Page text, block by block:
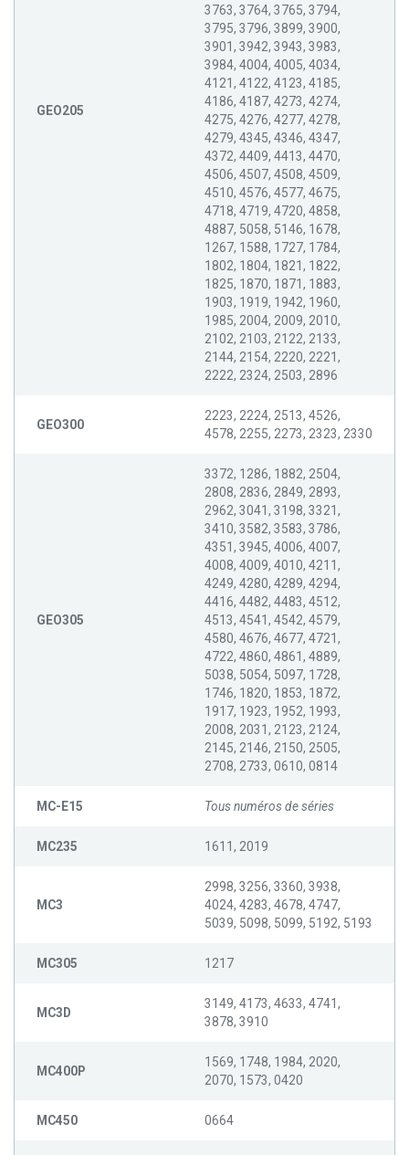
GEO205
3763, 3764, 3765, 3794,
3795, 3796, 3899, 3900,
3901, 3942, 3943, 3983,
3984, 4004, 4005, 4034,
4121, 4122, 4123, 4185,
4186, 4187, 4273, 4274,
4275, 4276, 4277, 4278,
4279, 4345, 4346, 4347,
4372, 4409, 4413, 4470,
4506, 4507, 4508, 4509,
4510, 4576, 4577, 4675,
4718, 4719, 4720, 4858,
4887, 5058, 5146, 1678,
1267, 1588, 1727, 1784,
1802, 1804, 1821, 1822,
1825, 1870, 1871, 1883,
1903, 1919, 1942, 1960,
1985, 2004, 2009, 2010,
2102, 2103, 2122, 2133,
2144, 2154, 2220, 2221,
2222, 2324, 2503, 2896
GEO300
2223, 2224, 2513, 4526,
4578, 2255, 2273, 2323, 2330
GEO305
3372, 1286, 1882, 2504,
2808, 2836, 2849, 2893,
2962, 3041, 3198, 3321,
3410, 3582, 3583, 3786,
4351, 3945, 4006, 4007,
4008, 4009, 4010, 4211,
4249, 4280, 4289, 4294,
4416, 4482, 4483, 4512,
4513, 4541, 4542, 4579,
4580, 4676, 4677, 4721,
4722, 4860, 4861, 4889,
5038, 5054, 5097, 1728,
1746, 1820, 1853, 1872,
1917, 1923, 1952, 1993,
2008, 2031, 2123, 2124,
2145, 2146, 2150, 2505,
2708, 2733, 0610, 0814
MC-E15 Tous numéros de séries
MC235 1611, 2019
MC3
2998, 3256, 3360, 3938,
4024, 4283, 4678, 4747,
5039, 5098, 5099, 5192, 5193
MC305 1217
MC3D
3149, 4173, 4633, 4741,
3878, 3910
MC400P
1569, 1748, 1984, 2020,
2070, 1573, 0420
MC450 0664